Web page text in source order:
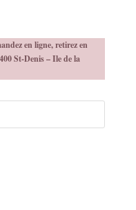
en ligne, retirez en
St-Denis – Ile de la